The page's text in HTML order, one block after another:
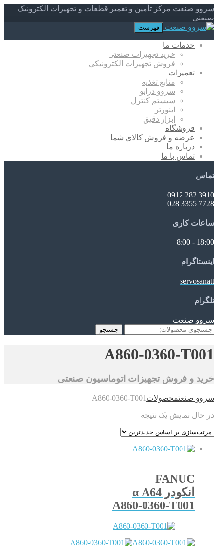
سروو صنعت مرکز تأمین و تعمیر قطعات و تجهیزات الکترونیک
صنعتی
فهرست
خدمات ما
خرید تجهیزات صنعتی
فروش تجهیزات الکترونیکی
تعمیرات
منابع تغذیه
سروو درایو
سیستم کنترل
اینورتر
ابزار دقیق
فروشگاه
عرضه و فروش کالای شما
درباره ما
تماس با ما
تماس
3910 282 0912
7728 3355 028
ساعات کاری
18:00 - 8:00
اینستاگرام
servosanatt
تلگرام
سروو صنعت
جستجو
جستجو
A860-0360-T001
خرید و فروش تجهیزات اتوماسیون صنعتی
سروو صنعتمحصولات A860-0360-T001
در حال نمایش یک نتیجه
FANUC
انکودر α A64
A860-0360-T001